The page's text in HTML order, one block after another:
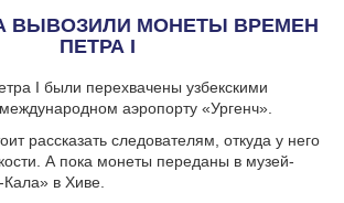
ВЫВОЗИЛИ МОНЕТЫ ВРЕМЕН
ПЕТРА I
I были перехвачены узбекскими
аэропорту «Ургенч».
рассказать следователям, откуда у него
А пока монеты переданы в музей-
в Хиве.